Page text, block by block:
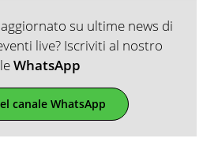
su ultime news di
live? Iscriviti al nostro
WhatsApp
canale WhatsApp